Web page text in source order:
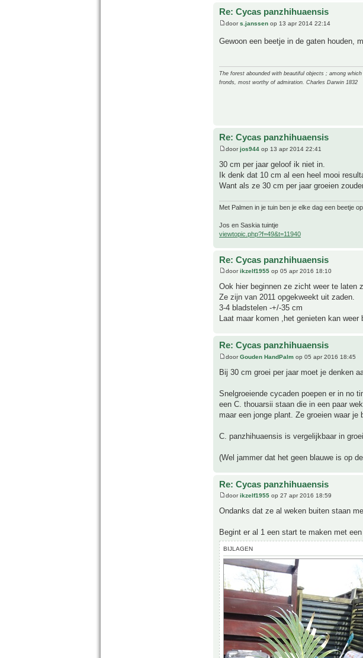
Re: Cycas panzhihuaensis
doors.janssen op 13 apr 2014 22:14
Gewoon een beetje in de gaten houden,
The forest abounded with beautiful objects ; among
fronds, most worthy of admiration. Charles Darwin 1832
Re: Cycas panzhihuaensis
doorjos944 op 13 apr 2014 22:41
30 cm per jaar geloof ik niet in.
Ik denk dat 10 cm al een heel mooi
Want als ze 30 cm per jaar groeien
Met Palmen in je tuin ben je elke dag een beetje
Jos en Saskia tuintje
viewtopic.php?f=49&t=11940
Re: Cycas panzhihuaensis
doorikzelf1955 op 05 apr 2016 18:10
Ook hier beginnen ze zicht weer te laten
Ze zijn van 2011 opgekweekt uit zaden.
3-4 bladstelen -+/-35 cm
Laat maar komen ,het genieten kan weer
Re: Cycas panzhihuaensis
doorGouden HandPalm op 05 apr 2016 18:45
Bij 30 cm groei per jaar moet je denken
Snelgroeiende cycaden poepen er in no
een C. thouarsii staan die in een paar
maar een jonge plant. Ze groeien waar je
C. panzhihuaensis is vergelijkbaar in
(Wel jammer dat het geen blauwe is op
Re: Cycas panzhihuaensis
doorikzelf1955 op 27 apr 2016 18:59
Ondanks dat ze al weken buiten staan
Begint er al 1 een start te maken met
BIJLAGEN